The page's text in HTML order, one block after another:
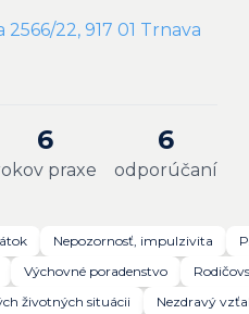
22, 917 01 Trnava
6
praxe
6
odporúčaní
Nepozornosť, impulzivita
Výchovné poradenstvo
životných situácii
Nezdravý